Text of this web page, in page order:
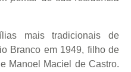
mais tradicionais de
Branco em 1949, filho de
Manoel Maciel de Castro.